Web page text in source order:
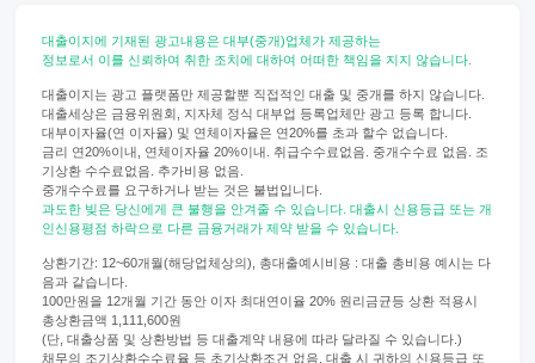
대출이지에 기재된 광고내용은 대부(중개)업체가 제공하는
정보로서 이를 신뢰하여 취한 조치에 대하여 어떠한 책임을 지지 않습니다.
대출이지는 광고 플랫폼만 제공할뿐 직접적인 대출 및 중개를 하지 않습니다.
대출세상은 금융위원회, 지자체 정식 대부업 등록업체만 광고 등록 합니다.
대부이자율(연 이자율) 및 연체이자율은 연20%를 초과 할수 없습니다.
금리 연20%이내, 연체이자율 20%이내. 취급수수료없음. 중개수수료 없음. 조
기상환 수수료없음. 추가비용 없음.
중개수수료를 요구하거나 받는 것은 불법입니다.
과도한 빚은 당신에게 큰 불행을 안겨줄 수 있습니다. 대출시 신용등급 또는 개
인신용평점 하락으로 다른 금융거래가 제약 받을 수 있습니다.
상환기간: 12~60개월(해당업체상의), 총대출예시비용 : 대출 총비용 예시는 다
음과 같습니다.
100만원을 12개월 기간 동안 이자 최대연이율 20% 원리금균등 상환 적용시
총상환금액 1,111,600원
(단, 대출상품 및 상환방법 등 대출계약 내용에 따라 달라질 수 있습니다.)
채무의 조기상환수수료율 등 초기상환조건 없음. 대출 시 귀하의 신용등급 또